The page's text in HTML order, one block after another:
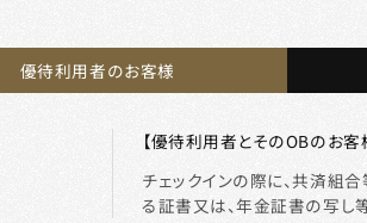
優待利用者のお客様
【優待利用者とそのOBのお客
チェックインの際に、共済組
る証書又は、年金証書の写し